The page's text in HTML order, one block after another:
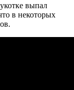
выпал
в некоторых